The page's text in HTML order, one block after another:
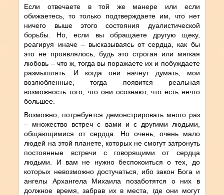
Если отвечаете в той же манере или если
обижаетесь, то только подтверждаете им, что нет
ничего выше этого состояния дуалистической
борьбы. Но, если вы обращаете другую щеку,
реагируя иначе – высказываясь от сердца, как бы
это не проявлялось, будь это строгая или мягкая
любовь – что ж, тогда вы поражаете их и побуждаете
размышлять. И когда они начнут думать, мои
возлюбленные, тогда появится реальная
возможность того, что они осознают, что есть нечто
большее.
Возможно, потребуется демонстрировать много раз
– множество встреч с вами и с другими людьми,
общающимися от сердца. Но очень, очень мало
людей на этой планете, которых не смогут затронуть
постоянные встречи с говорящими от сердца
людьми. И вам не нужно беспокоиться о тех, до
которых невозможно достучаться, ибо закон Бога и
ангелы Архангела Михаила позаботятся о них в
должное время, забрав их в места, где они могут